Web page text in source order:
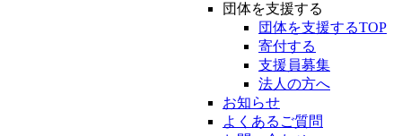
団体を支援する
団体を支援するTOP
寄付する
支援員募集
法人の方へ
お知らせ
よくあるご質問